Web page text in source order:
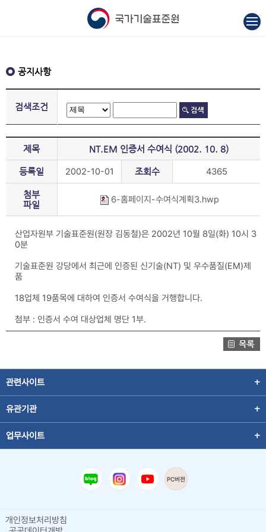
공지사항
검색조건
제목 NT.EM 인증서 수여식 (2002. 10. 8)
등록일 2002-10-01 조회수 4365
첨부
파일
6-홈페이지-수여식계획3.hwp
산업자원부 기술표준원(원장 김동철)은 2002년 10월 8일(화) 10시 3
0분
기술표준원 강당에서 최근에 인증된 신기술(NT) 및 우수품질(EM)제
품
18업체 19품목에 대하여 인증서 수여식을 거행합니다.
첨부 : 인증서 수여 대상업체 명단 1부.
관련사이트
유관기관
업무사이트
PC버전
개인정보처리방침